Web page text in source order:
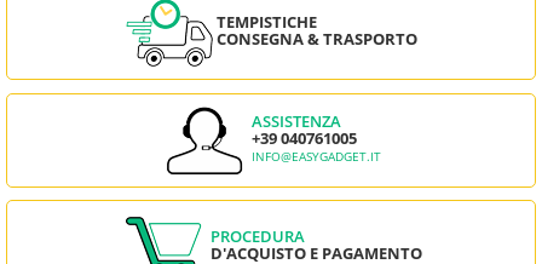
TEMPISTICHE
CONSEGNA & TRASPORTO
ASSISTENZA
+39 040761005
INFO@EASYGADGET.IT
PROCEDURA
D'ACQUISTO E PAGAMENTO